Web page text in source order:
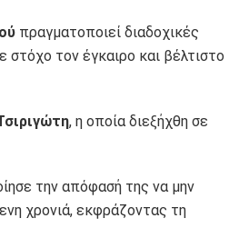
πραγματοποιεί διαδοχικές
τον έγκαιρο και βέλτιστο
, η οποία διεξήχθη σε
την απόφασή της να μην
χρονιά, εκφράζοντας τη